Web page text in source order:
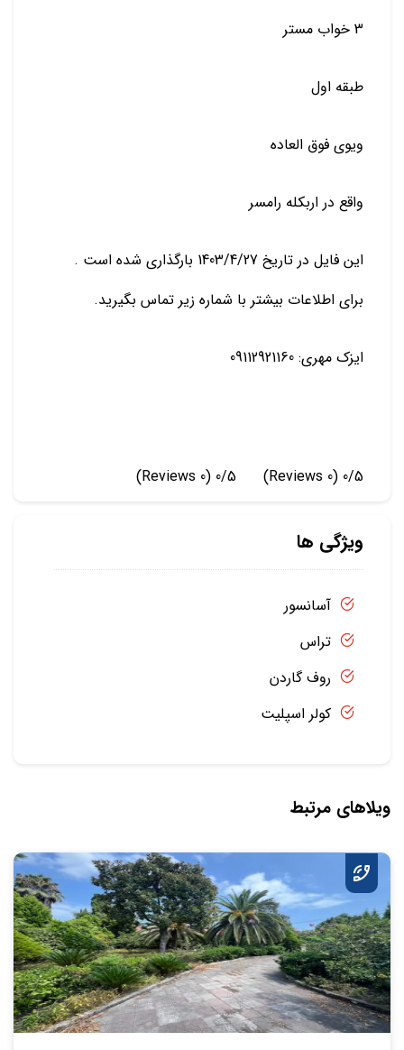
3 خواب مستر
طبقه اول
ویوی فوق العاده
واقع در اربکله رامسر
این فایل در تاریخ 1403/4/27 بارگذاری شده است .
برای اطلاعات بیشتر با شماره زیر تماس بگیرید.
ایزک مهری: 09112921160
0/5
(0 Reviews)
0/5
(0 Reviews)
ویژگی ها
آسانسور
تراس
روف گاردن
کولر اسپلیت
ویلاهای مرتبط